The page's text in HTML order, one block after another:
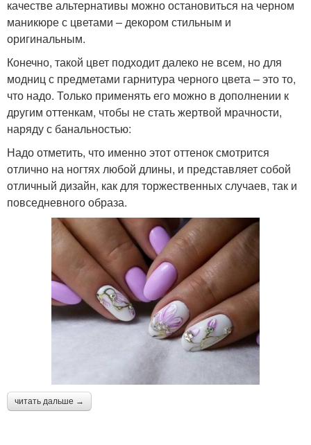
качестве альтернативы можно остановиться на черном
маникюре с цветами – декором стильным и
оригинальным.
Конечно, такой цвет подходит далеко не всем, но для
модниц с предметами гарнитура черного цвета – это то,
что надо. Только применять его можно в дополнении к
другим оттенкам, чтобы не стать жертвой мрачности,
наряду с банальностью:
Надо отметить, что именно этот оттенок смотрится
отлично на ногтях любой длины, и представляет собой
отличный дизайн, как для торжественных случаев, так и
повседневного образа.
читать дальше →